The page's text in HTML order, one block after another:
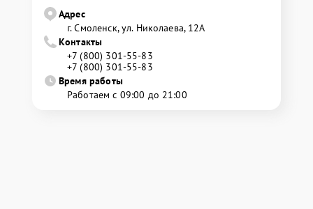
Адрес
г. Смоленск, ул. Николаева, 12А
Контакты
+7 (800) 301-55-83
+7 (800) 301-55-83
Время работы
Работаем с 09:00 до 21:00